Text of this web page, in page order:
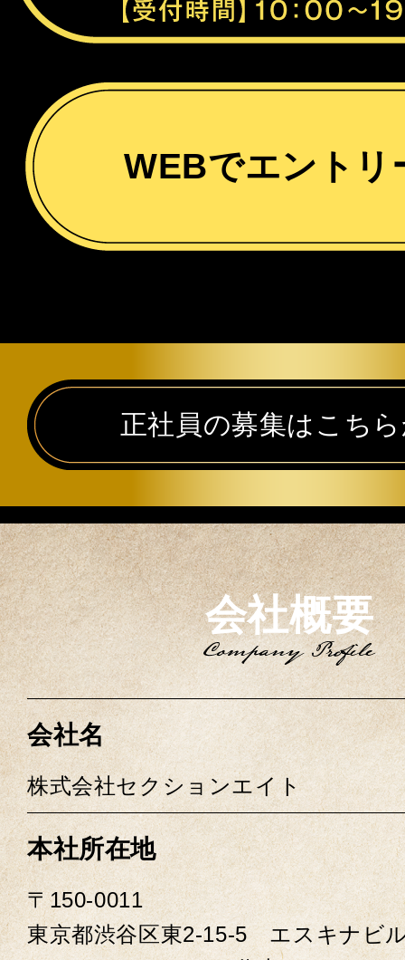
WEBでエントリ
正社員の募集はこち
会社概要
会社名
株式会社セクションエイト
本社所在地
〒150-0011
東京都渋谷区東2-15-5 エスキナビ